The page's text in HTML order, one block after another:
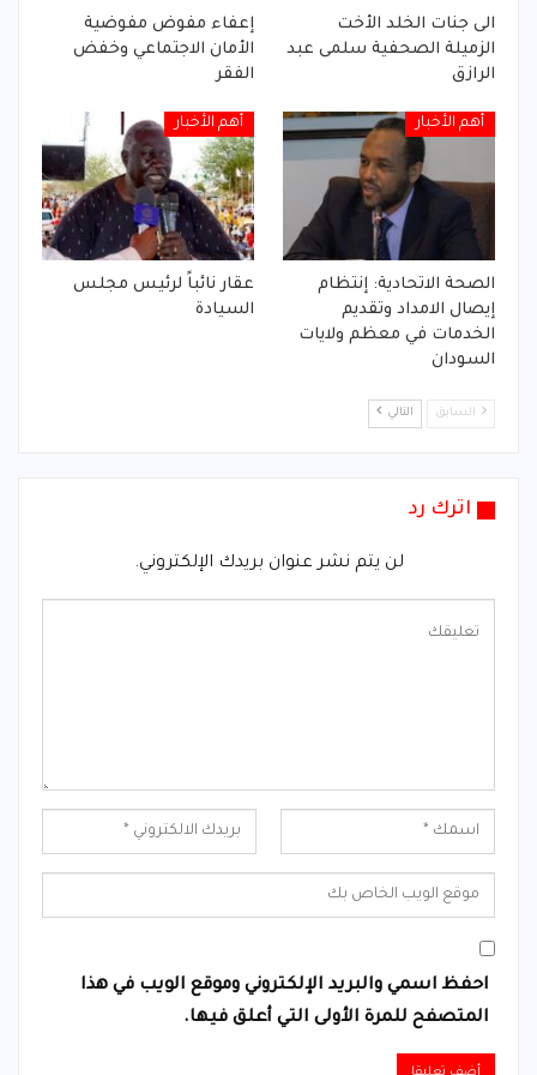
الى جنات الخلد الأخت
الزميلة الصحفية سلمى عبد
الرازق
إعفاء مفوض مفوضية
الأمان الاجتماعي وخفض
الفقر
أهم الأخبار
الصحة الاتحادية: إنتظام
إيصال الامداد وتقديم
الخدمات في معظم ولايات
السودان
أهم الأخبار
عقار نائباً لرئيس مجلس
السيادة
السابق التالي
اترك رد
لن يتم نشر عنوان بريدك الإلكتروني.
احفظ اسمي والبريد الإلكتروني وموقع الويب في هذا
المتصفح للمرة الأولى التي أعلق فيها.